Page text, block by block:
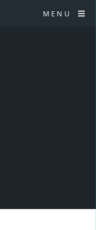
MENU